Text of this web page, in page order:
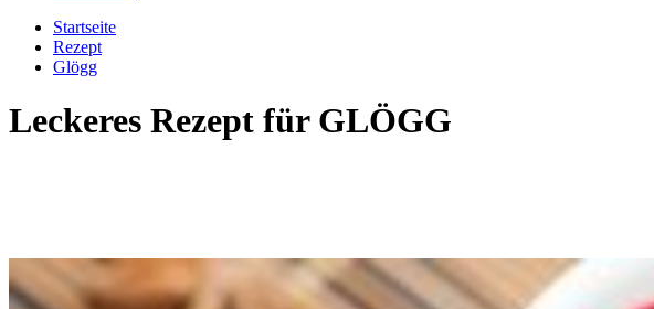
Startseite
Rezept
Glögg
Leckeres Rezept für GLÖGG